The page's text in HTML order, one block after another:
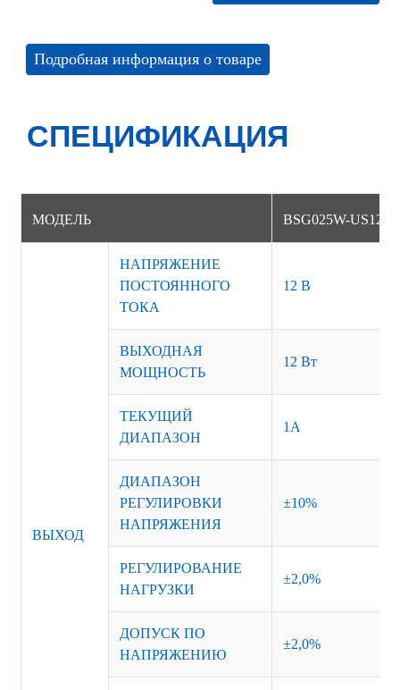
Подробная информация о товаре
СПЕЦИФИКАЦИЯ
МОДЕЛЬ BSG025W-
ВЫХОД
НАПРЯЖЕНИЕ
ПОСТОЯННОГО
ТОКА
12 В
ВЫХОДНАЯ
МОЩНОСТЬ
12 Вт
ТЕКУЩИЙ
ДИАПАЗОН
1А
ДИАПАЗОН
РЕГУЛИРОВКИ
НАПРЯЖЕНИЯ
±10%
РЕГУЛИРОВАНИЕ
НАГРУЗКИ
±2,0%
ДОПУСК ПО
НАПРЯЖЕНИЮ
±2,0%